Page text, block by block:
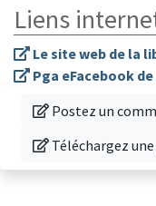
Liens
Le site web de la
Pga eFacebook
Donnez votre avis
Postez un
Téléchargez une
Téléchargez